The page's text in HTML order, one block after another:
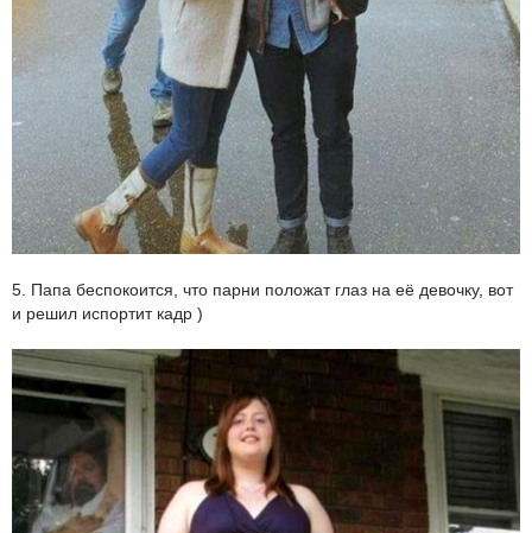
5. Папа беспокоится, что парни положат глаз на её девочку, вот
и решил испортит кадр )